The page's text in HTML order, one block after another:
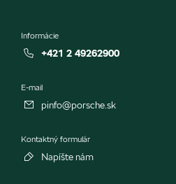
Informácie
+421 2 49262900
E-mail
pinfo@porsche.sk
Kontaktný formulár
Napíšte nám